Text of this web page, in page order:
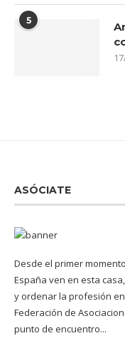
5
ASÓCIATE
Desde el primer
España ven en esta
y ordenar la profesión
Federación de
punto de encuentro...